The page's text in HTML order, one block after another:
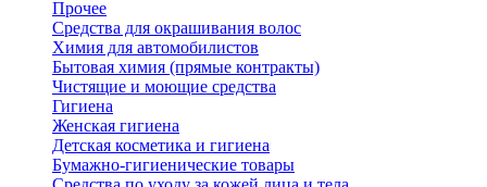
Прочее
Средства для окрашивания волос
Химия для автомобилистов
Бытовая химия (прямые контракты)
Чистящие и моющие средства
Гигиена
Женская гигиена
Детская косметика и гигиена
Бумажно-гигиенические товары